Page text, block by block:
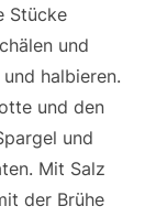
Stücke
und
halbieren.
und den
und
Mit Salz
der Brühe